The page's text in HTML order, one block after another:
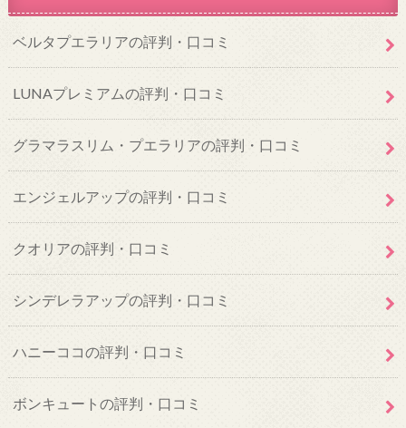
ベルタプエラリアの評判・口コミ
LUNAプレミアムの評判・口コミ
グラマラスリム・プエラリアの評判・口コミ
エンジェルアップの評判・口コミ
クオリアの評判・口コミ
シンデレラアップの評判・口コミ
ハニーココの評判・口コミ
ボンキュートの評判・口コミ